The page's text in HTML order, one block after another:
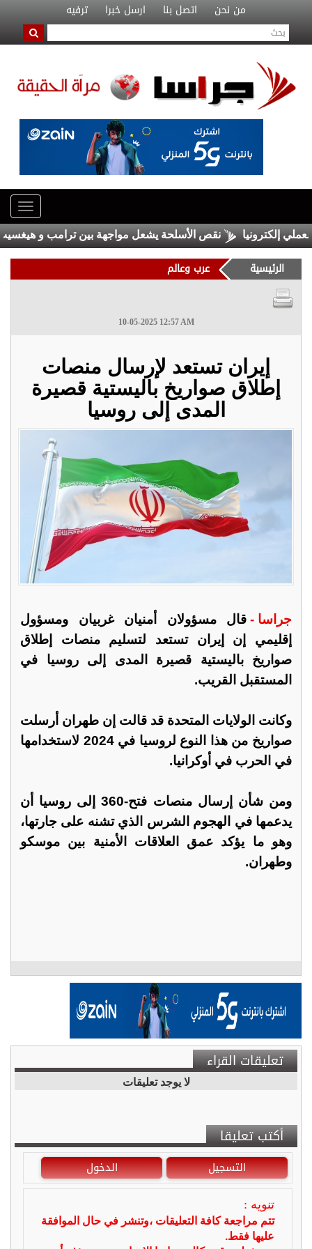
من نحن اتصل بنا ارسل خبرا ترفيه
نقص الأسلحة يشعل مواجهة بين ترامب و هيغسيث ..
الرئيسية عرب وعالم
10-05-2025 12:57 AM
إيران تستعد لإرسال منصات
إطلاق صواريخ باليستية قصيرة
المدى إلى روسيا
جراسا - قال مسؤولان أمنيان غربيان ومسؤول
إقليمي إن إيران تستعد لتسليم منصات إطلاق
صواريخ باليستية قصيرة المدى إلى روسيا في
المستقبل القريب.
وكانت الولايات المتحدة قد قالت إن طهران أرسلت
صواريخ من هذا النوع لروسيا في 2024 لاستخدامها
في الحرب في أوكرانيا.
ومن شأن إرسال منصات فتح-360 إلى روسيا أن
يدعمها في الهجوم الشرس الذي تشنه على جارتها،
وهو ما يؤكد عمق العلاقات الأمنية بين موسكو
وطهران.
تعليقات القراء
لا يوجد تعليقات
أكتب تعليقا
التسجيل الدخول
تنويه :
تتم مراجعة كافة التعليقات ،وتنشر في حال الموافقة
عليها فقط.